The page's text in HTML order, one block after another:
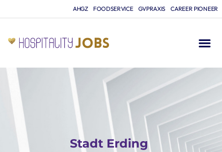
AHGZ FOODSERVICE GVPRAXIS CAREER PIONEER
Stadt Erding